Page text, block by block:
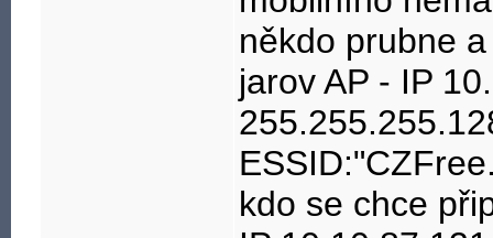
někdo prubne
jarov AP - IP
kdo se chce